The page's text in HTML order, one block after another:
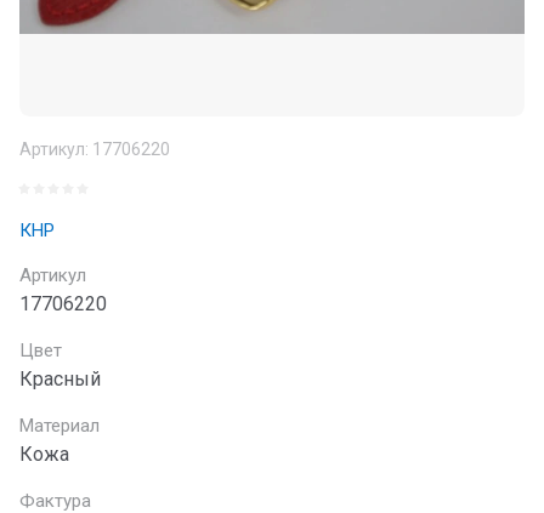
Артикул: 17706220
КНР
Артикул
17706220
Цвет
Красный
Материал
Кожа
Фактура